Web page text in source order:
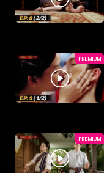
PREMIUM
PREMIUM